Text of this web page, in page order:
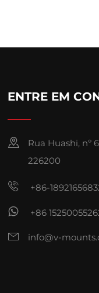
ENTRE EM
Rua Huashi, nº
226200
+86-
+86
info@v-